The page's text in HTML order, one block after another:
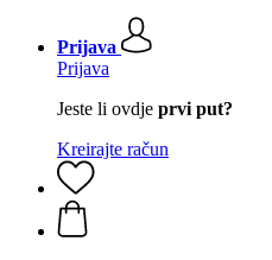
Prijava
Prijava
Jeste li ovdje prvi put?
Kreirajte račun